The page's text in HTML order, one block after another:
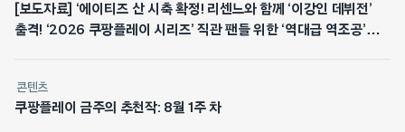
[보도자료] ‘에이티즈 산 시축 확정! 리센느와 함께 ‘이강인 데뷔전’
출격! ‘2026 쿠팡플레이 시리즈’ 직관 팬들 위한 ‘역대급 역조공’
콘텐츠
쿠팡플레이 금주의 추천작: 8월 1주 차